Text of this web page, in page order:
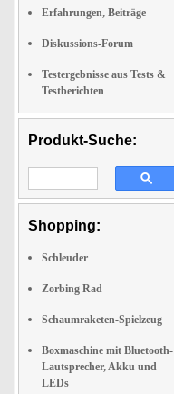
Erfahrungen, Beiträge
Diskussions-Forum
Testergebnisse aus Tests &
Testberichten
Produkt-Suche:
Shopping:
Schleuder
Zorbing Rad
Schaumraketen-Spielzeug
Boxmaschine mit Bluetooth-
Lautsprecher, Akku und
LEDs